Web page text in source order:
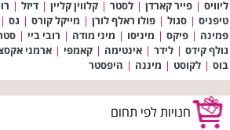
ליוויס | פייר קארדן | לסטר | קלווין קליין | דיזל |
טיפניס | סגול | פולו ראלף לורן | מייקל קורס | גס |
פמינה | פיקס | מיניסו | מיני מודה | רובי ביי |
גולף קידס | לידר | אינטימה | קאמפי | ארמני
בוס | לקוסט | מיננה | היפסטר
חנויות לפי תחום